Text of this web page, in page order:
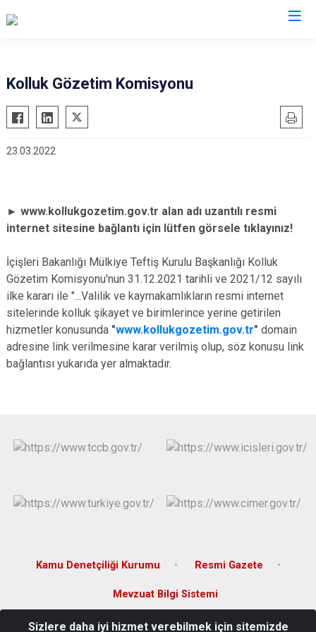
Altınözü
Belen
Dörtyol
İskenderun
Kumlu
Antakya
Kolluk Gözetim Komisyonu
23.03.2022
► www.kollukgozetim.gov.tr alan adı uzantılı resmi
internet sitesine bağlantı için lütfen görsele tıklayınız!
İçişleri Bakanlığı Mülkiye Teftiş Kurulu Başkanlığı Kolluk
Gözetim Komisyonu'nun 31.12.2021 tarihli ve 2021/12 sayılı
ilke kararı ile "...Valilik ve kaymakamlıkların resmi internet
sitelerinde kolluk şikayet ve birimlerince yerine getirilen
hizmetler konusunda "www.kollukgozetim.gov.tr" domain
adresine link verilmesine karar verilmiş olup, söz konusu link
bağlantısı yukarıda yer almaktadır.
Kamu Denetçiliği Kurumu Resmi Gazete
Mevzuat Bilgi Sistemi
Sizlere daha iyi hizmet verebilmek için sitemizde